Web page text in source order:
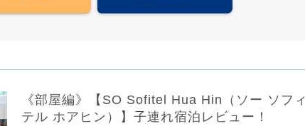
《部屋編》【SO Sofitel Hua Hin（ソー ソフィ
テル ホアヒン）】子連れ宿泊レビュー！